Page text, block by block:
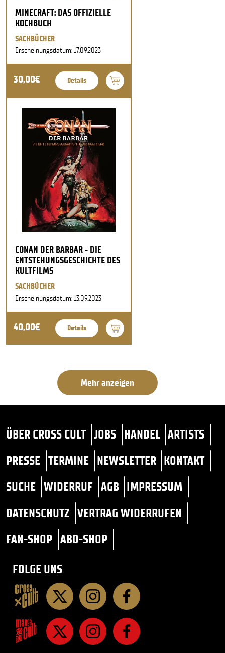
MINECRAFT: DAS OFFIZIELLE
KOCHBUCH
SACHBÜCHER
Erscheinungsdatum: 17.09.2023
30,00€ Details
CONAN DER BARBAR - DIE
ENTSTEHUNGSGESCHICHTE DES
KULTFILMS
SACHBÜCHER
Erscheinungsdatum: 13.09.2023
40,00€ Details
Mehr anzeigen
ÜBER CROSS CULT JOBS HANDEL ARTISTS
PRESSE TERMINE NEWSLETTER KONTAKT
SUCHE WIDERRUF AGB IMPRESSUM
DATENSCHUTZ VERTRAG WIDERRUFEN
FAN-SHOP ABO-SHOP
FOLGE UNS